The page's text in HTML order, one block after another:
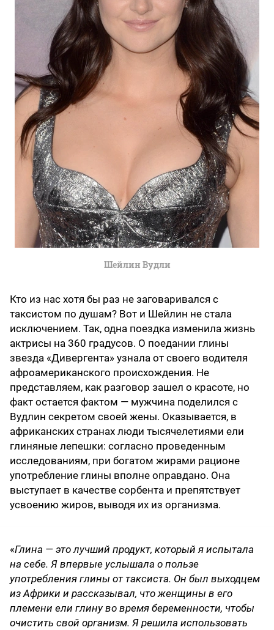
Шейлин Вудли
Кто из нас хотя бы раз не заговаривался с
таксистом по душам? Вот и Шейлин не стала
исключением. Так, одна поездка изменила жизнь
актрисы на 360 градусов. О поедании глины
звезда «Дивергента» узнала от своего водителя
афроамериканского происхождения. Не
представляем, как разговор зашел о красоте, но
факт остается фактом — мужчина поделился с
Вудлин секретом своей жены. Оказывается, в
африканских странах люди тысячелетиями ели
глиняные лепешки: согласно проведенным
исследованиям, при богатом жирами рационе
употребление глины вполне оправдано. Она
выступает в качестве сорбента и препятствует
усвоению жиров, выводя их из организма.
«Глина — это лучший продукт, который я испытала
на себе. Я впервые услышала о пользе
употребления глины от таксиста. Он был выходцем
из Африки и рассказывал, что женщины в его
племени ели глину во время беременности, чтобы
очистить свой организм. Я решила использовать